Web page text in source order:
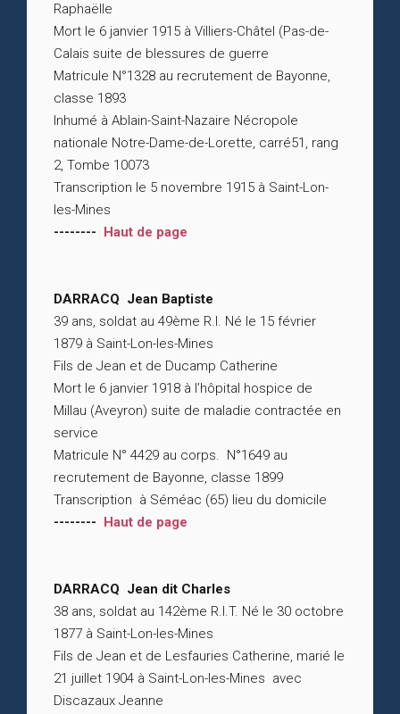
Raphaëlle
Mort le 6 janvier 1915 à Villiers-Châtel (Pas-de-
Calais suite de blessures de guerre
Matricule N°1328 au recrutement de Bayonne,
classe 1893
Inhumé à Ablain-Saint-Nazaire Nécropole
nationale Notre-Dame-de-Lorette, carré51, rang
2, Tombe 10073
Transcription le 5 novembre 1915 à Saint-Lon-
les-Mines
-------- Haut de page
DARRACQ Jean Baptiste
39 ans, soldat au 49ème R.I. Né le 15 février
1879 à Saint-Lon-les-Mines
Fils de Jean et de Ducamp Catherine
Mort le 6 janvier 1918 à l’hôpital hospice de
Millau (Aveyron) suite de maladie contractée en
service
Matricule N° 4429 au corps. N°1649 au
recrutement de Bayonne, classe 1899
Transcription à Séméac (65) lieu du domicile
-------- Haut de page
DARRACQ Jean dit Charles
38 ans, soldat au 142ème R.I.T. Né le 30 octobre
1877 à Saint-Lon-les-Mines
Fils de Jean et de Lesfauries Catherine, marié le
21 juillet 1904 à Saint-Lon-les-Mines avec
Discazaux Jeanne